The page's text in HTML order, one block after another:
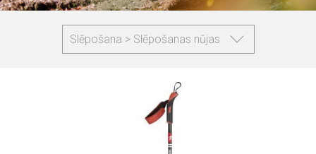
Slēpošana > Slēpošanas nūjas